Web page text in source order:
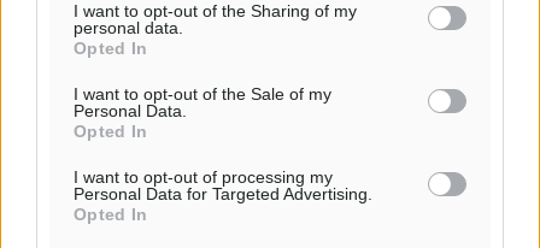
I want to opt-out of the Sharing of my
personal data.
Opted In
I want to opt-out of the Sale of my
Personal Data.
Opted In
I want to opt-out of processing my
Personal Data for Targeted Advertising.
Opted In